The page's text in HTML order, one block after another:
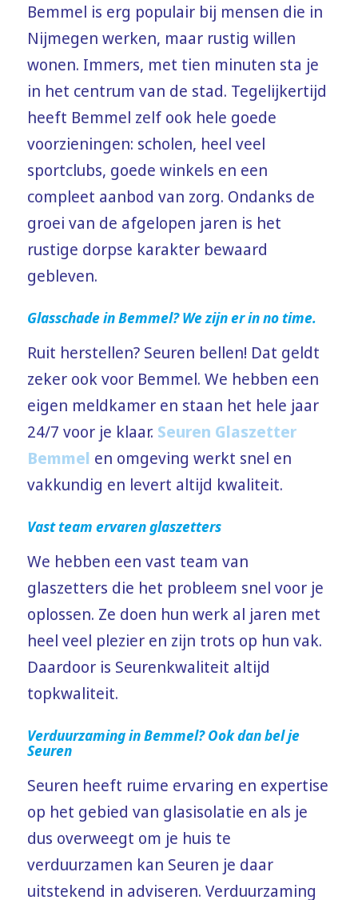
Bemmel is erg populair bij mensen die in
Nijmegen werken, maar rustig willen
wonen. Immers, met tien minuten sta je
in het centrum van de stad. Tegelijkertijd
heeft Bemmel zelf ook hele goede
voorzieningen: scholen, heel veel
sportclubs, goede winkels en een
compleet aanbod van zorg. Ondanks de
groei van de afgelopen jaren is het
rustige dorpse karakter bewaard
gebleven.
Glasschade in Bemmel? We zijn er in no time.
Ruit herstellen? Seuren bellen! Dat geldt
zeker ook voor Bemmel. We hebben een
eigen meldkamer en staan het hele jaar
24/7 voor je klaar. Seuren Glaszetter
Bemmel en omgeving werkt snel en
vakkundig en levert altijd kwaliteit.
Vast team ervaren glaszetters
We hebben een vast team van
glaszetters die het probleem snel voor je
oplossen. Ze doen hun werk al jaren met
heel veel plezier en zijn trots op hun vak.
Daardoor is Seurenkwaliteit altijd
topkwaliteit.
Verduurzaming in Bemmel? Ook dan bel je
Seuren
Seuren heeft ruime ervaring en expertise
op het gebied van glasisolatie en als je
dus overweegt om je huis te
verduurzamen kan Seuren je daar
uitstekend in adviseren. Verduurzaming